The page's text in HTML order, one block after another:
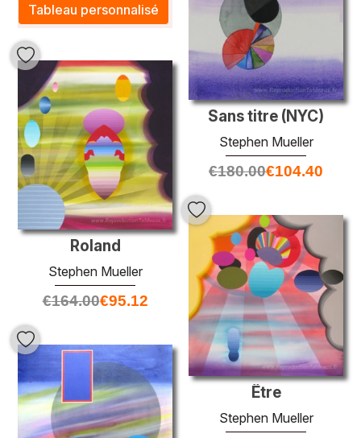
Tableau personnalisé
Sans titre (NYC)
Stephen Mueller
€180.00€104.40
Roland
Stephen Mueller
€164.00€95.12
Être
Stephen Mueller